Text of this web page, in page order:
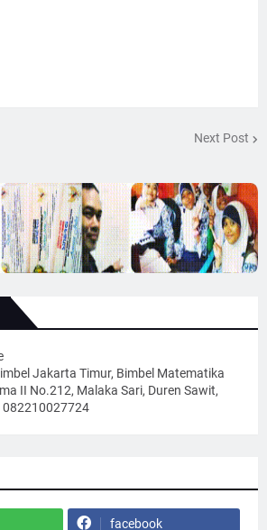
Next Post
Jakarta Timur, Bimbel Matematika
II No.212, Malaka Sari, Duren Sawit,
082210027724
facebook